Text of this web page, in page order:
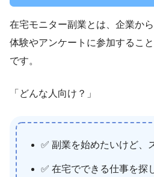
在宅モニター副業とは、企業か
体験やアンケートに参加するこ
です。
「どんな人向け？」
✅ 副業を始めたいけど、
✅ 在宅でできる仕事を探